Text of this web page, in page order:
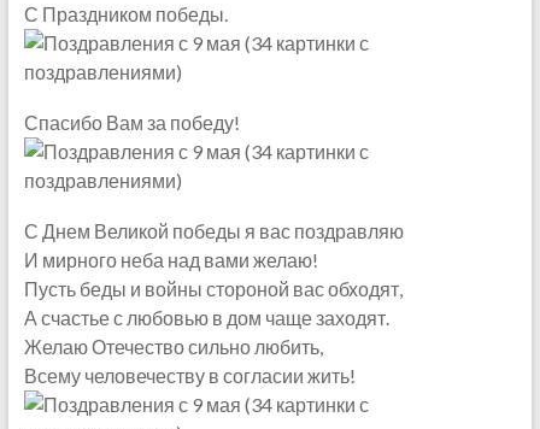
С Праздником победы.
Спасибо Вам за победу!
С Днем Великой победы я вас поздравляю
И мирного неба над вами желаю!
Пусть беды и войны стороной вас обходят,
А счастье с любовью в дом чаще заходят.
Желаю Отечество сильно любить,
Всему человечеству в согласии жить!